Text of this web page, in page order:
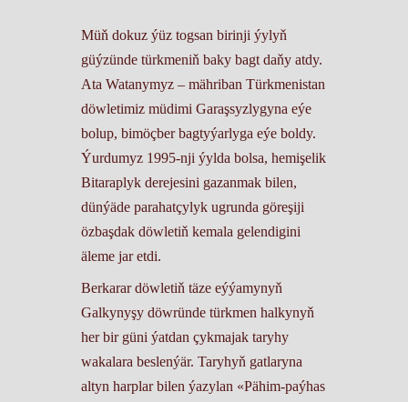
Müň dokuz ýüz togsan birinji ýylyň
güýzünde türkmeniň baky bagt daňy atdy.
Ata Watanymyz – mähriban Türkmenistan
döwletimiz müdimi Garaşsyzlygyna eýe
bolup, bimöçber bagtyýarlyga eýe boldy.
Ýurdumyz 1995-nji ýylda bolsa, hemişelik
Bitaraplyk derejesini gazanmak bilen,
dünýäde parahatçylyk ugrunda göreşiji
özbaşdak döwletiň kemala gelendigini
äleme jar etdi.
Berkarar döwletiň täze eýýamynyň
Galkynyşy döwründe türkmen halkynyň
her bir güni ýatdan çykmajak taryhy
wakalara beslenýär. Taryhyň gatlaryna
altyn harplar bilen ýazylan «Pähim-paýhas